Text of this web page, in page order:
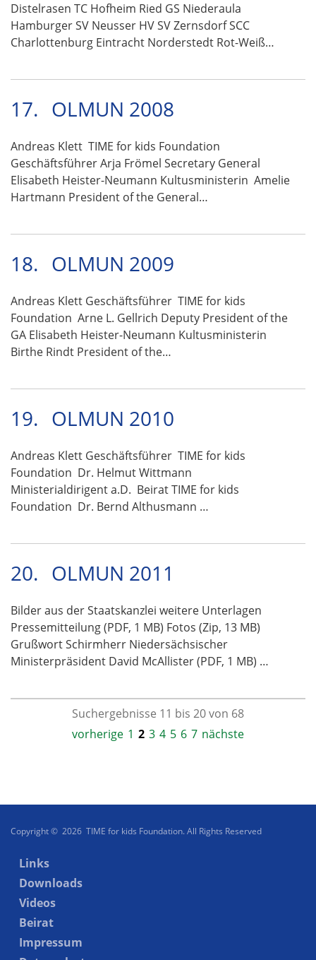
Distelrasen TC Hofheim Ried GS Niederaula
Hamburger SV Neusser HV SV Zernsdorf SCC
Charlottenburg Eintracht Norderstedt Rot-Weiß…
17. OLMUN 2008
Andreas Klett TIME for kids Foundation
Geschäftsführer Arja Frömel Secretary General
Elisabeth Heister-Neumann Kultusministerin Amelie
Hartmann President of the General…
18. OLMUN 2009
Andreas Klett Geschäftsführer TIME for kids
Foundation Arne L. Gellrich Deputy President of the
GA Elisabeth Heister-Neumann Kultusministerin
Birthe Rindt President of the…
19. OLMUN 2010
Andreas Klett Geschäftsführer TIME for kids
Foundation Dr. Helmut Wittmann
Ministerialdirigent a.D. Beirat TIME for kids
Foundation Dr. Bernd Althusmann …
20. OLMUN 2011
Bilder aus der Staatskanzlei weitere Unterlagen
Pressemitteilung (PDF, 1 MB) Fotos (Zip, 13 MB)
Grußwort Schirmherr Niedersächsischer
Ministerpräsident David McAllister (PDF, 1 MB) …
Suchergebnisse 11 bis 20 von 68
vorherige 1 2 3 4 5 6 7 nächste
Copyright © 2026 TIME for kids Foundation. All Rights Reserved
Links
Downloads
Videos
Beirat
Impressum